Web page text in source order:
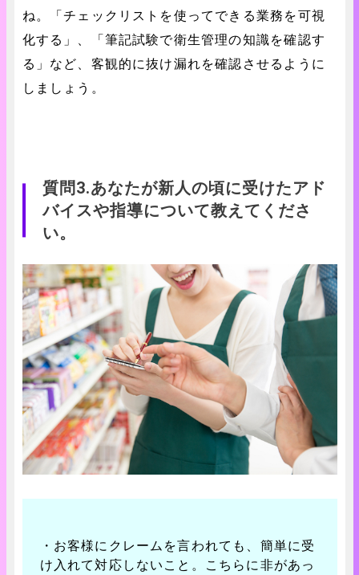
ね。「チェックリストを使ってできる業務を可視
化する」、「筆記試験で衛生管理の知識を確認す
る」など、客観的に抜け漏れを確認させるように
しましょう。
質問3.あなたが新人の頃に受けたアド
バイスや指導について教えてくださ
い。
・お客様にクレームを言われても、簡単に受
け入れて対応しないこと。こちらに非があっ